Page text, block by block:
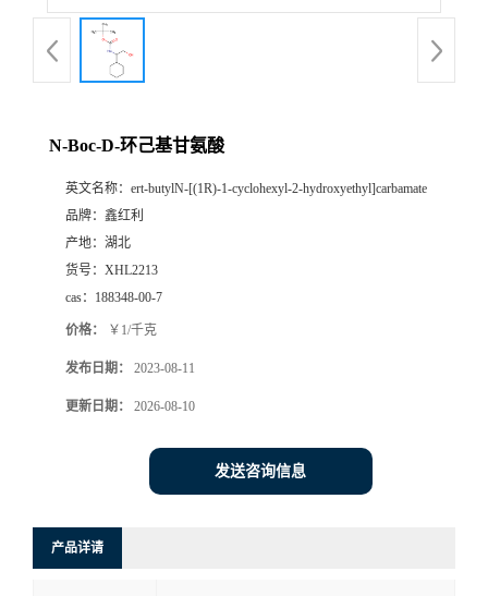
N-Boc-D-环己基甘氨酸
英文名称： ert-butylN-[(1R)-1-cyclohexyl-2-hydroxyethyl]carbamate
品牌： 鑫红利
产地： 湖北
货号： XHL2213
cas： 188348-00-7
价格： ￥1/千克
发布日期： 2023-08-11
更新日期： 2026-08-10
发送咨询信息
产品详请